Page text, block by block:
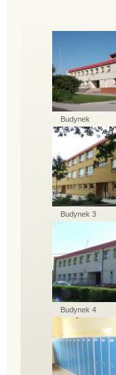
Budynek
Budynek 3
Budynek 4